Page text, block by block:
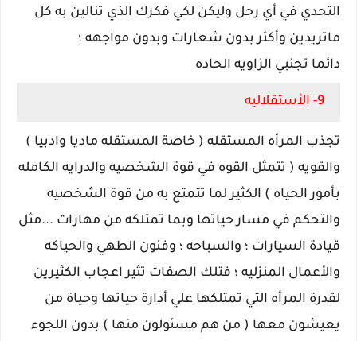
التحدي في أي رجل وليكن لكي فكرك الذي تنالين به كل
ماتريدين وأكثر بدون شعارات وبدون مواجهه ؛
دائما تجنبي الزاويه الحاده
9- الأستقلاليه
تجذب المرأه المستقله ( خاصة المستقله ماديا وادبيا )
والقويه ( تتمثل القوه في قوة الشخصيه والدرايه الكامله
بأمور الحياه ) الكثير لما تتمتع به من قوة الشخصيه
والتحكم في مسار حياتها وبما تمتلكه من مهارات ...مثل
قيادة السيارات ؛ والسباحه ؛ وفنون الطهي والحياكه
والأعمال المنزليه ؛ فتلك الصفات تثير اعجاب الكثيرين
لقدرة المرأه التي تمتلكها علي أدارة حياتها وحياة من
يعيشون معها ( من هم مسئولون منها ) بدون اللجوء